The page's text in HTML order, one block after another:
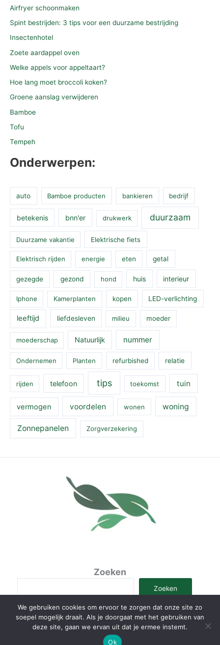
Airfryer schoonmaken
Spint bestrijden: 3 tips voor een duurzame bestrijding
Insectenhotel
Zoete aardappel oven
Welke appels voor appeltaart?
Hoe lang moet broccoli koken?
Groene aanslag verwijderen
Bamboe
Tofu
Tempeh
Onderwerpen:
auto Bamboe producten bankieren bedrijf
betekenis bnn'er drukwerk duurzaam
Duurzame vakantie Elektrische fiets
Elektrisch rijden energie eten getal
gezegde gezond hond huis interieur
Iphone Kamerplanten kopen LED-verlichting
leeftijd liefdesleven milieu moeder
moederschap Natuurlijk nummer
Ondernemen Planten refurbished relatie
rijden telefoon tips toekomst tuin
vermogen voordelen wonen woning
Zonnepanelen Zorgverzekering
Zoeken
Zoeken
Copyright © 2026 LivelifeGreen
We gebruiken cookies om ervoor te zorgen dat onze site zo
soepel mogelijk draait. Als je doorgaat met het gebruiken van
deze site, gaan we ervan uit dat je ermee instemt.
Ok